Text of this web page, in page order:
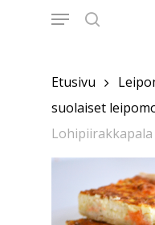
Menu
Etusivu
suolaiset
Lohipiirakkapala